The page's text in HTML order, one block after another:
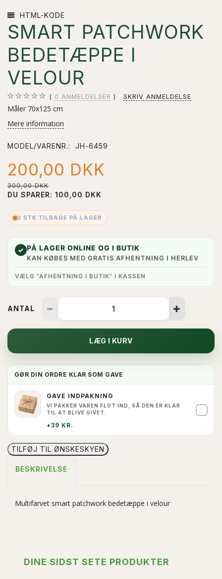
HTML-KODE
SMART PATCHWORK
BEDETÆPPE I
VELOUR
0 ANMELDELSER SKRIV ANMELDELSE
Måler 70x125 cm
Mere information
MODEL/VARENR.: JH-6459
200,00 DKK
300,00 DKK
DU SPARER: 100,00 DKK
2 STK TILBAGE PÅ LAGER
✓ PÅ LAGER ONLINE OG I BUTIK
KAN KØBES MED GRATIS AFHENTNING I HERLEV
VÆLG “AFHENTNING I BUTIK” I KASSEN
ANTAL
LÆG I KURV
GØR DIN ORDRE KLAR SOM GAVE
GAVE INDPAKNING
VI PAKKER VAREN FLOT IND, SÅ DEN ER KLAR
TIL AT BLIVE GIVET.
+39 KR.
TILFØJ TIL ØNSKESKYEN
BESKRIVELSE
Multifarvet smart patchwork bedetæppe i velour
DINE SIDST SETE PRODUKTER